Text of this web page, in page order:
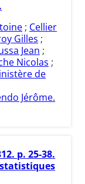
; Cellier
Gilles ;
Jean ;
Nicolas ;
de
Jérôme.
p. 25-38.